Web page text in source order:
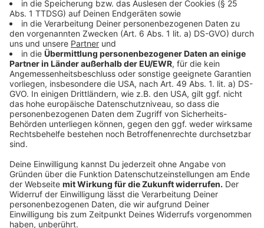
Anzeige
"Mysterium Kids" und "Planet Unknown" zu
Spielen des Jahres ausgezeichnet
Anzeige
Einen Tag vor Messestart erhielt "Mysterium Kids" als
bestes Kinderspiel den Deutschen Spiele Preis, einen
Erwachsenenspiel wurde "Planet Unknown" zum Sieger
gekürt.
Anzeige